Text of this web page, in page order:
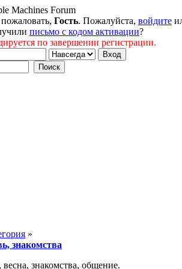
Гость. Пожалуйста, войдите
письмо с кодом активации?
по завершении регистрации.
»
знакомства
знакомства, общение.